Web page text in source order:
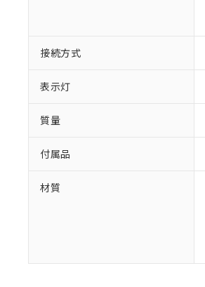
接続方式
表示灯
質量
付属品
材質